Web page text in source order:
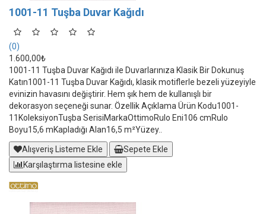
1001-11 Tuşba Duvar Kağıdı
(0)
1.600,00₺
1001-11 Tuşba Duvar Kağıdı ile Duvarlarınıza Klasik Bir Dokunuş
Katın1001-11 Tuşba Duvar Kağıdı, klasik motiflerle bezeli yüzeyiyle
evinizin havasını değiştirir. Hem şık hem de kullanışlı bir
dekorasyon seçeneği sunar. Özellik Açıklama Ürün Kodu1001-
11KoleksiyonTuşba SerisiMarkaOttimoRulo Eni106 cmRulo
Boyu15,6 mKapladığı Alan16,5 m²Yüzey..
Alışveriş Listeme Ekle
Sepete Ekle
Karşılaştırma listesine ekle